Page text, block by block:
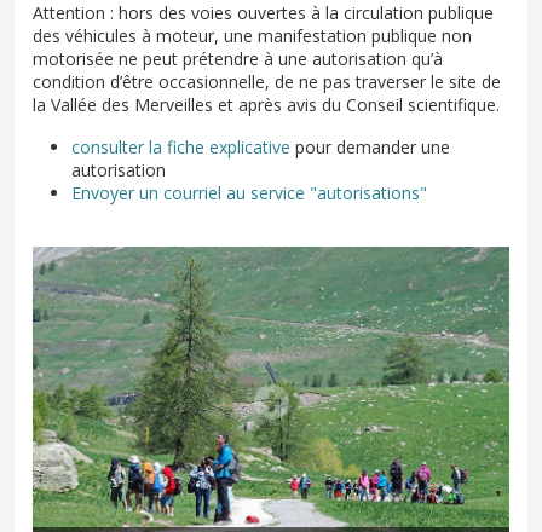
Attention : hors des voies ouvertes à la circulation publique
des véhicules à moteur, une manifestation publique non
motorisée ne peut prétendre à une autorisation qu’à
condition d’être occasionnelle, de ne pas traverser le site de
la Vallée des Merveilles et après avis du Conseil scientifique.
consulter la fiche explicative pour demander une
autorisation
Envoyer un courriel au service "autorisations"